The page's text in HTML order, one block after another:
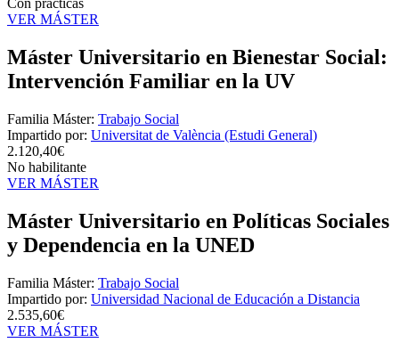
Con prácticas
VER MÁSTER
Máster Universitario en Bienestar Social:
Intervención Familiar en la UV
Familia Máster: Trabajo Social
Impartido por: Universitat de València (Estudi General)
2.120,40€
No habilitante
VER MÁSTER
Máster Universitario en Políticas Sociales
y Dependencia en la UNED
Familia Máster: Trabajo Social
Impartido por: Universidad Nacional de Educación a Distancia
2.535,60€
VER MÁSTER